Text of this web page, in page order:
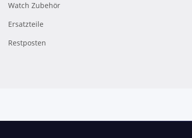
Watch Zubehör
Ersatzteile
Restposten